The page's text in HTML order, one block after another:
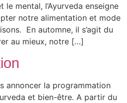
mental, l’Ayurveda enseigne
notre alimentation et mode
En automne, il s’agit du
au mieux, notre […]
annoncer la programmation
et bien-être. A partir du